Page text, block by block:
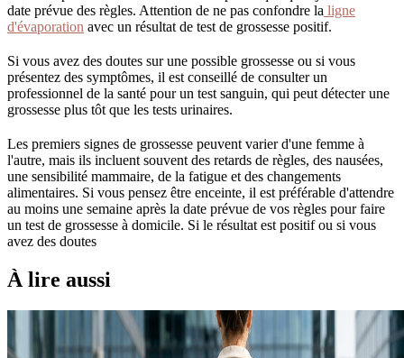
date prévue des règles. Attention de ne pas confondre la ligne
d'évaporation avec un résultat de test de grossesse positif.
Si vous avez des doutes sur une possible grossesse ou si vous
présentez des symptômes, il est conseillé de consulter un
professionnel de la santé pour un test sanguin, qui peut détecter une
grossesse plus tôt que les tests urinaires.
Les premiers signes de grossesse peuvent varier d'une femme à
l'autre, mais ils incluent souvent des retards de règles, des nausées,
une sensibilité mammaire, de la fatigue et des changements
alimentaires. Si vous pensez être enceinte, il est préférable d'attendre
au moins une semaine après la date prévue de vos règles pour faire
un test de grossesse à domicile. Si le résultat est positif ou si vous
avez des doutes
À lire aussi